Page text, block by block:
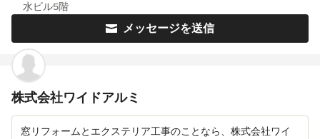
メッセージを送信
水ビル5階
株式会社ワイドアルミ
窓リフォームとエクステリア工事のことなら、株式会社ワイ